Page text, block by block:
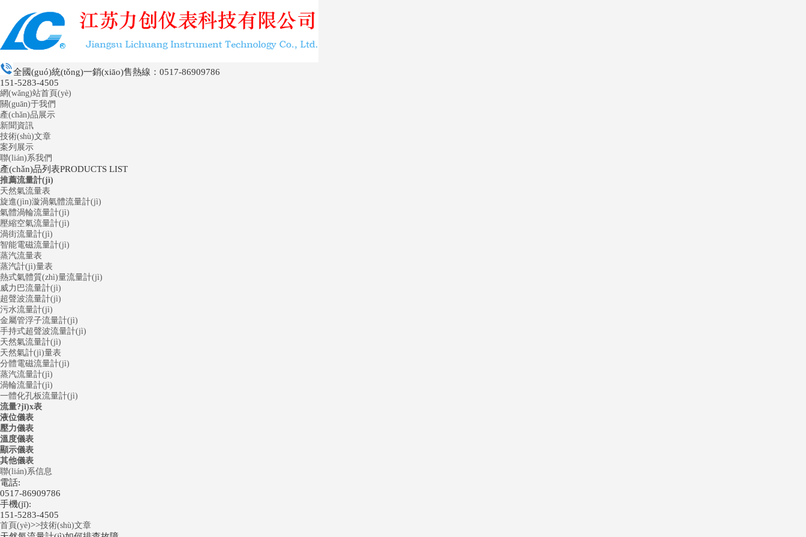
全國(guó)統(tǒng)一銷(xiāo)售熱線： 0517-86909786
151-5283-4505
網(wǎng)站首頁(yè)
關(guān)于我們
產(chǎn)品展示
新聞資訊
技術(shù)文章
案列展示
聯(lián)系我們
產(chǎn)品列表PRODUCTS LIST
推薦流量計(jì)
天然氣流量表
旋進(jìn)漩渦氣體流量計(jì)
氣體渦輪流量計(jì)
壓縮空氣流量計(jì)
渦街流量計(jì)
智能電磁流量計(jì)
蒸汽流量表
蒸汽計(jì)量表
熱式氣體質(zhì)量流量計(jì)
威力巴流量計(jì)
超聲波流量計(jì)
污水流量計(jì)
金屬管浮子流量計(jì)
手持式超聲波流量計(jì)
天然氣流量計(jì)
天然氣計(jì)量表
分體電磁流量計(jì)
蒸汽流量計(jì)
渦輪流量計(jì)
一體化孔板流量計(jì)
流量?jī)x表
液位儀表
壓力儀表
溫度儀表
顯示儀表
其他儀表
聯(lián)系信息
電話:
0517-86909786
手機(jī):
151-5283-4505
首頁(yè)>>技術(shù)文章